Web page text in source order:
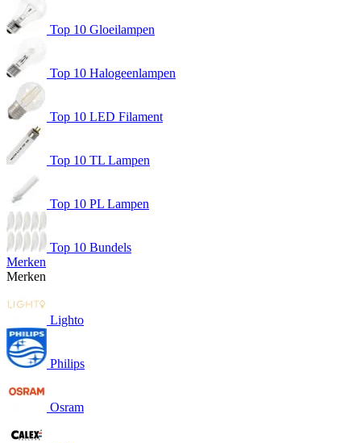
Top 10 Gloeilampen
Top 10 Halogeenlampen
Top 10 LED Filament
Top 10 TL Lampen
Top 10 PL Lampen
Top 10 Bundels
Merken
Merken
Lighto
Philips
Osram